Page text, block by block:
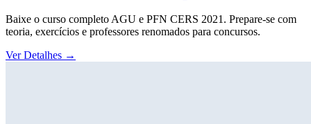
Baixe o curso completo AGU e PFN CERS 2021. Prepare-se com
teoria, exercícios e professores renomados para concursos.
Ver Detalhes →